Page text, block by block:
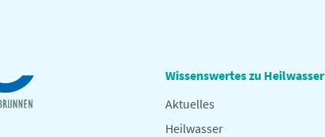
Wissenswertes zu Heilwasser
Aktuelles
Heilwasser